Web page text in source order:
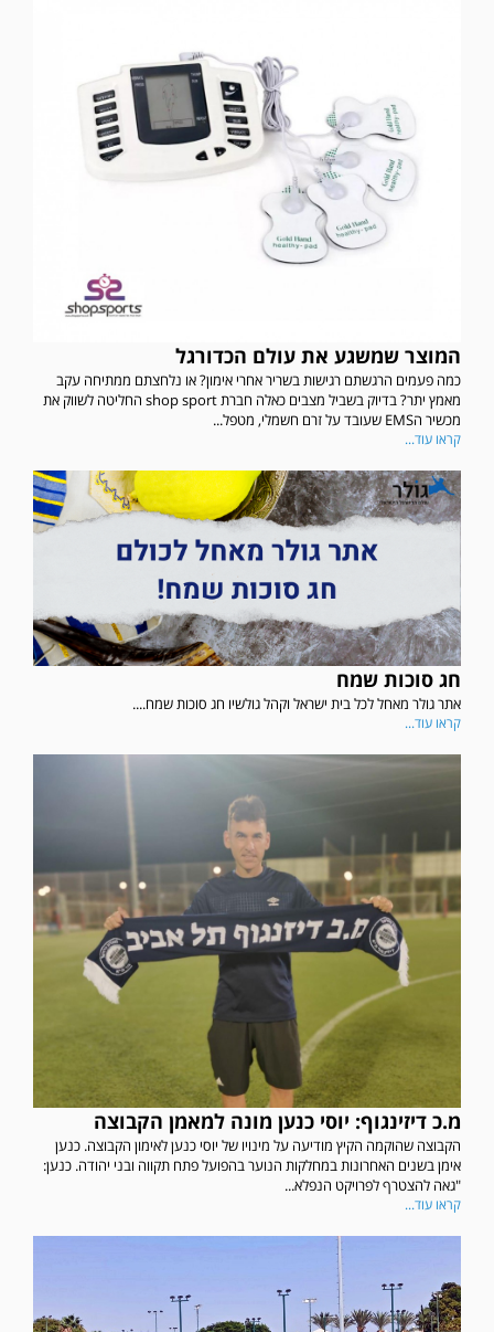
המוצר שמשגע את עולם הכדורגל
כמה פעמים הרגשתם רגישות בשריר אחרי אימון? או נלחצתם ממתיחה עקב
מאמץ יתר? בדיוק בשביל מצבים כאלה חברת shop sport החליטה לשווק את
מכשיר הEMS שעובד על זרם חשמלי, מטפל...
קראו עוד...
חג סוכות שמח
אתר גולר מאחל לכל בית ישראל וקהל גולשיו חג סוכות שמח....
קראו עוד...
מ.כ דיזינגוף: יוסי כנען מונה למאמן הקבוצה
הקבוצה שהוקמה הקיץ מודיעה על מינויו של יוסי כנען לאימון הקבוצה. כנען
אימן בשנים האחרונות במחלקות הנוער בהפועל פתח תקווה ובני יהודה. כנען:
"גאה להצטרף לפרויקט הנפלא...
קראו עוד...